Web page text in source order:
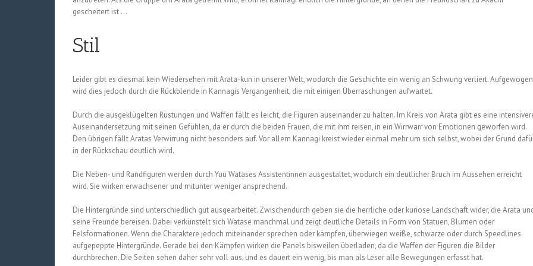
gescheitert ist …
Stil
Leider gibt es diesmal kein Wiedersehen mit Arata-kun in unserer Welt, wodurch die Geschichte ein wenig an Schwung verliert. Aufgewogen
wird dies jedoch durch die Rückblende in Kannagis Vergangenheit, die mit einigen Überraschungen aufwartet.
Durch die ausgeklügelten Rüstungen und Waffen fällt es leicht, die Figuren auseinander zu halten. Im Kreis von Arata gibt es eine
Auseinandersetzung mit seinen Gefühlen, da er durch die beiden Frauen, die mit ihm reisen, in ein Wirrwarr von Emotionen geworfen wird.
Den übrigen fällt Aratas Verwirrung nicht besonders auf. Vor allem Kannagi kreist wieder einmal mehr um sich selbst, wobei der Grund
in der Rückschau deutlich wird.
Die Neben- und Randfiguren werden durch Yuu Watases Assistentinnen ausgestaltet, wodurch ein deutlicher Bruch im Aussehen erreicht
wird. Sie wirken erwachsener und mitunter weniger ansprechend.
Die Hintergründe sind unterschiedlich gut ausgearbeitet. Zwischendurch geben sie die herrliche oder kuriose Landschaft wider, die Arata
seine Freunde bereisen. Dabei verkünstelt sich Watase manchmal und zeigt deutliche Details in Form von Statuen, Blumen oder
Felsformationen. Wenn die Charaktere jedoch miteinander sprechen oder kämpfen, überwiegen weiße, schwarze oder durch Speedlines
aufgepeppte Hintergründe. Gerade bei den Kämpfen wirken die Panels bisweilen überladen, da die Waffen der Figuren die Bilder
durchbrechen. Die Seiten sehen daher sehr voll aus, und es dauert ein wenig, bis man als Leser alle Bewegungen erfasst hat.